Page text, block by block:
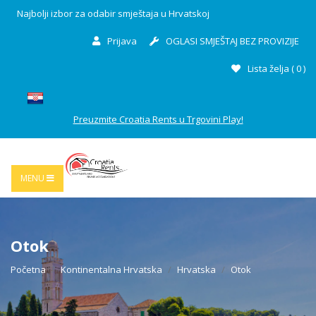
Najbolji izbor za odabir smještaja u Hrvatskoj
Prijava OGLASI SMJEŠTAJ BEZ PROVIZIJE
Lista želja (0)
Preuzmite Croatia Rents u Trgovini Play!
MENU
Otok
Početna Kontinentalna Hrvatska Hrvatska Otok